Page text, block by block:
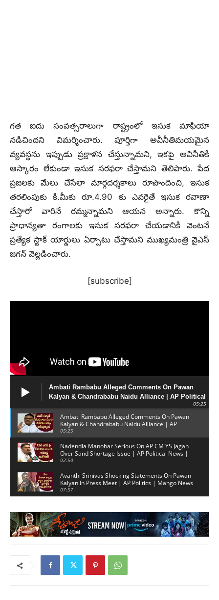
గత ఐదు సంవత్సరాలుగా రాష్ట్రంలో ఇసుక మాఫియా
నడిచిందని విమర్శించారు. పూర్తిగా అవీనీతిమయమైన
వ్యవస్థను ఇప్పుడు ప్రక్షాళన చేస్తున్నామని, ఇకపై అవినీతికి
ఆస్కారం లేకుండా ఇసుక సరఫరా చేస్తామని తెలిపారు. పేద
ప్రజలకు మేలు చేసేలా మార్గదర్శకాలు రూపొందించి, ఇసుక
తరలింపుకు కి.మీకు రూ.4.90 కు ఎవరైతే ఇసుక రవాణా
చేస్తారో వారినే రమ్మన్నామని ఆయన అన్నారు. కొన్ని
ప్రాధాన్యతా రంగాలకు ఇసుక సరఫరా చేయడానికి వెంటనే
ప్రత్యేక స్టాక్‌ యార్డులు ఏర్పాటు చేస్తామని ముఖ్యమంత్రి వైఎస్
జగన్ వెల్లడించారు.
[subscribe]
Ambati Rambabu Alleged Comments On Pawan
Kalyan & Chandrababu Naidu Alliance | AP Political
05:25
Ambati Rambabu Alleged Comments On Pawan
Kalyan & Chandrababu Naidu Alliance | AP
Political News
05:25
Nadendla Manohar Serious On AP CM YS Jagan
Over Sand Shortage Issue | AP Political News |
Mango News
02:50
Avanthi Srinivas Shocking Statements On Pawan
Kalyan In Press Meet | AP Politics | Mango News
07:57
Challenge To Pawan Kalyan In Press Meet |
Mango News
11:06